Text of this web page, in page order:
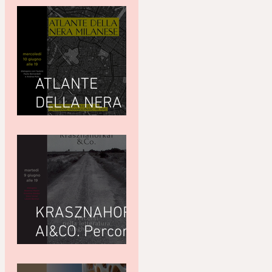
ATLANTE
DELLA NERA
Giuseppe
Paternò
Raddusa (Utet)
KRASZNAHORK
AI&CO. Percorsi